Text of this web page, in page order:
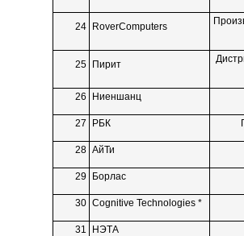
24 RoverComputers
25 Пирит
26 Ниеншанц
27 РБК
28 АйТи
29 Борлас
30 Cognitive Technologies *
31 НЭТА